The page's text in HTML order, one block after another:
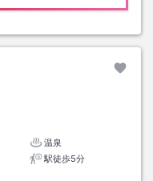
温泉
駅徒歩5分